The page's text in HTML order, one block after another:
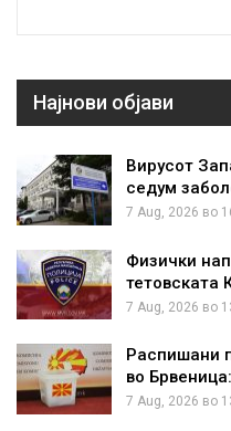
Најнови објави
Вирусот
седум
7 Aug, 2026 во
Физички
тетовската
7 Aug, 2026 во
Распишани
во
7 Aug, 2026 во